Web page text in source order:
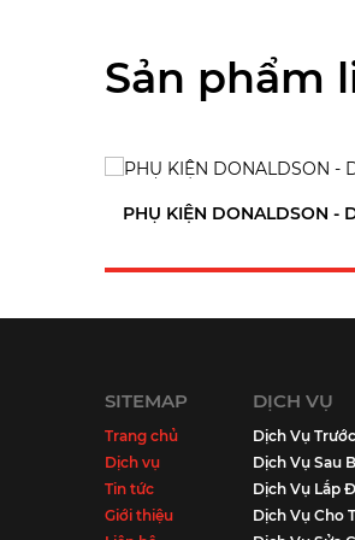
Sản phẩm
PHỤ KIỆN DONALDSON -
SITEMAP
Trang chủ
Dịch vụ
Tin tức
Giới thiệu
DỊCH VỤ
Dịch Vụ
Dịch Vụ Sau
Dịch Vụ Lắp
Dịch Vụ Cho